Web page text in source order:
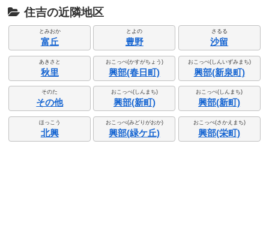
住吉の近隣地区
とみおか
富丘
とよの
豊野
さるる
沙留
あきさと
秋里
おこっぺ(かすがちょう)
興部(春日町)
おこっぺ(しんいずみまち)
興部(新泉町)
そのた
その他
おこっぺ(しんまち)
興部(新町)
おこっぺ(しんまち)
興部(新町)
ほっこう
北興
おこっぺ(みどりがおか)
興部(緑ケ丘)
おこっぺ(さかえまち)
興部(栄町)